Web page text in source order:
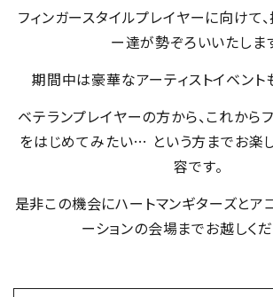
フィンガースタイルプレイヤーに向けて
ー達が勢ぞろいいたしま
期間中は豪華なアーティストイベント
ベテランプレイヤーの方から、これから
をはじめてみたい… という方までお楽
容です。
是非この機会にハートマンギターズとア
ーションの会場までお越しくだ